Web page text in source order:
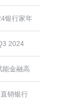
讨银行转
银行家年
例”
2024
能金融高
销银行